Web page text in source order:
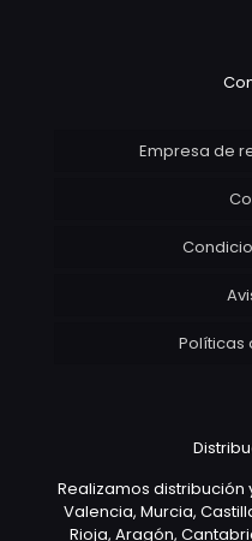
Empresa de
Políticas
Realizamos distribución
Valencia, Murcia,
Rioja, Aragón,